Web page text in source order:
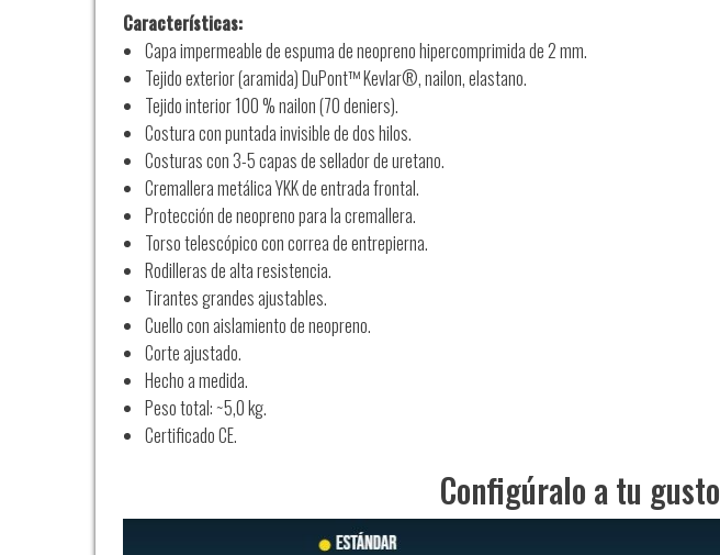
Características:
Capa impermeable deespuma de neopreno hipercomprimida de 2 mm.
Tejido exterior (aramida)DuPont™ Kevlar®, nailon, elastano.
Tejido interior100 % nailon (70 deniers).
Costura conpuntada invisible de dos hilos.
Costuras con3-5 capas de sellador de uretano.
Cremallera metálica YKK de entrada frontal.
Protección de neopreno para la cremallera.
Torso telescópico con correa de entrepierna.
Rodilleras de alta resistencia.
Tirantes grandes ajustables.
Cuello con aislamiento de neopreno.
Corte ajustado.
Hecho a medida.
Peso total: ~5,0 kg.
Certificado CE.
Configúralo a tu gusto